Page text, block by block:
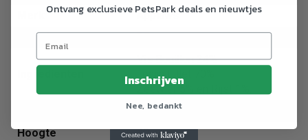
Applaws
Breedte
85 mm
Vis Bouillon 24%
Tonijn Fillet 70%
Zeewier 5% en Rijst 1%.
156 g
Hoogte
40 mm
Ontvang exclusieve PetsPark deals en nieuwtjes
Inschrijven
Nee, bedankt